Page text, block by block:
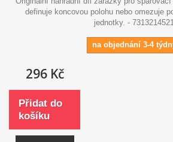
definuje koncovou polohu nebo omezuje
jednotky. - 7313214521
na objednání 3-4
296 Kč
Přidat do
košíku